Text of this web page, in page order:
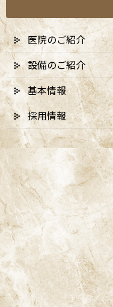
医院のご紹介
設備のご紹介
基本情報
採用情報